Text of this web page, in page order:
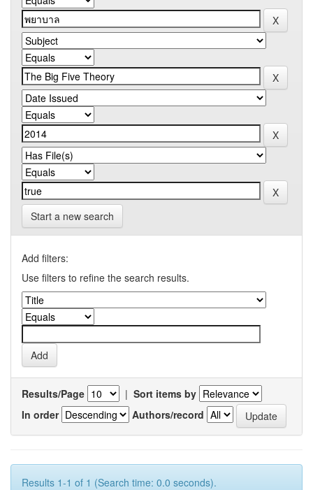
Start a new search
Add filters:
Use filters to refine the search results.
Results/Page | Sort items by
In order
Authors/record
Results 1-1 of 1 (Search time: 0.0 seconds).